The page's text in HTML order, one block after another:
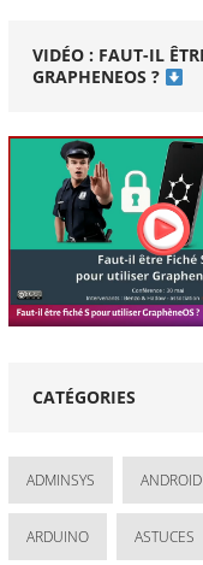
VIDÉO : FAUT-IL
GRAPHENEOS ?
CATÉGORIES
ADMINSYS ANDROID
ARDUINO ASTUCES